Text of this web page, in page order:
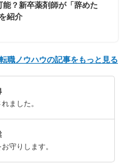
？新卒薬剤師が「辞めた
紹介
職ノウハウの記事をもっと見る
ました。
守りします。